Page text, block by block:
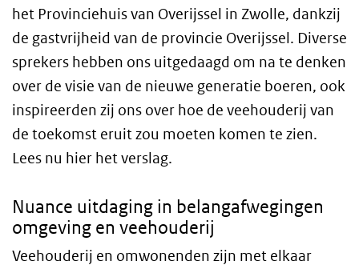
het Provinciehuis van Overijssel in Zwolle, dankzij
de gastvrijheid van de provincie Overijssel. Diverse
sprekers hebben ons uitgedaagd om na te denken
over de visie van de nieuwe generatie boeren, ook
inspireerden zij ons over hoe de veehouderij van
de toekomst eruit zou moeten komen te zien.
Lees nu hier het verslag.
Nuance uitdaging in belangafwegingen
omgeving en veehouderij
Veehouderij en omwonenden zijn met elkaar